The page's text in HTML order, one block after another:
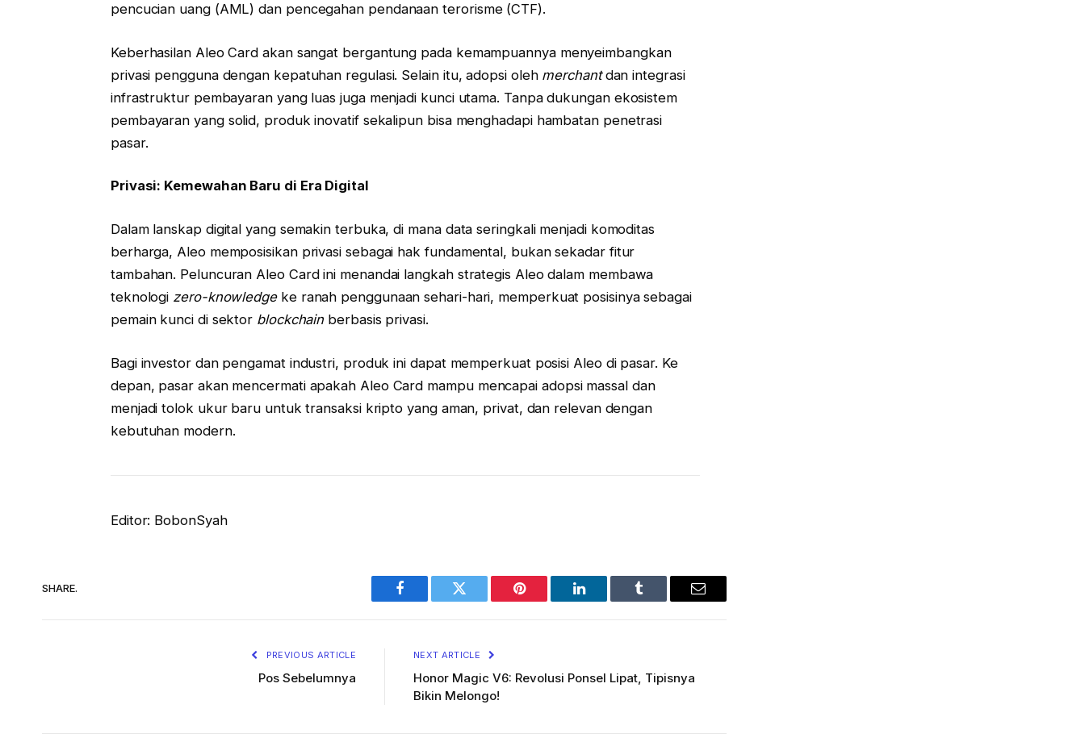
pencucian uang (AML) dan pencegahan pendanaan terorisme (CTF).
Keberhasilan Aleo Card akan sangat bergantung pada kemampuannya menyeimbangkan
privasi pengguna dengan kepatuhan regulasi. Selain itu, adopsi oleh merchantdan integrasi
infrastruktur pembayaran yang luas juga menjadi kunci utama. Tanpa dukungan ekosistem
pembayaran yang solid, produk inovatif sekalipun bisa menghadapi hambatan penetrasi
pasar.
Privasi: Kemewahan Baru di Era Digital
Dalam lanskap digital yang semakin terbuka, di mana data seringkali menjadi komoditas
berharga, Aleo memposisikan privasi sebagai hak fundamental, bukan sekadar fitur
tambahan. Peluncuran Aleo Card ini menandai langkah strategis Aleo dalam membawa
teknologi zero-knowledgeke ranah penggunaan sehari-hari, memperkuat posisinya sebagai
pemain kunci di sektor blockchain berbasis privasi.
Bagi investor dan pengamat industri, produk ini dapat memperkuat posisi Aleo di pasar. Ke
depan, pasar akan mencermati apakah Aleo Card mampu mencapai adopsi massal dan
menjadi tolok ukur baru untuk transaksi kripto yang aman, privat, dan relevan dengan
kebutuhan modern.
Editor: BobonSyah
SHARE.
Facebook Twitter Pinterest LinkedIn Tumblr Email
PREVIOUS ARTICLE
Pos Sebelumnya
NEXT ARTICLE
Honor Magic V6: Revolusi Ponsel Lipat, Tipisnya
Bikin Melongo!